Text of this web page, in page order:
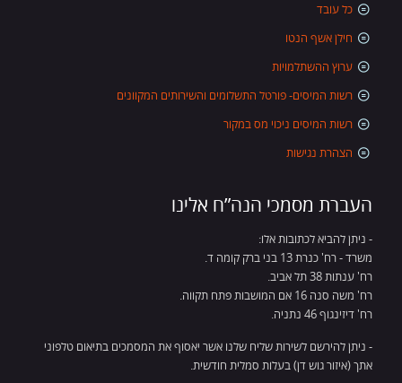
כל עובד
חילן אשף הנטו
ערוץ ההשתלמויות
רשות המיסים- פורטל התשלומים והשירותים המקוונים
רשות המיסים ניכוי מס במקור
הצהרת נגישות
העברת מסמכי הנה”ח אלינו
- ניתן להביא לכתובות אלו:
משרד - רח' כנרת 13 בני ברק קומה ד.
רח' ענתות 38 תל אביב.
רח' משה סנה 16 אם המושבות פתח תקווה.
רח' דיזינגוף 46 נתניה.
- ניתן להירשם לשירות שליח שלנו אשר יאסוף את המסמכים בתיאום טלפוני
אתך (איזור גוש דן) בעלות סמלית חודשית.